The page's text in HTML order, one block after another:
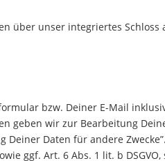
über unser integriertes Schloss
bzw. Deiner E-Mail
geben wir zur Bearbeitung
Daten für andere
ggf. Art. 6 Abs. 1 lit. b